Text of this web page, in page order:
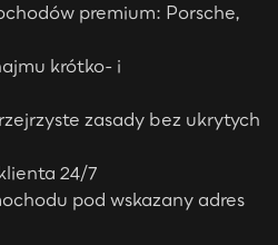
premium: Porsche,
krótko- i
zasady bez ukrytych
24/7
pod wskazany adres